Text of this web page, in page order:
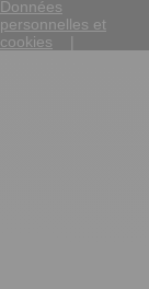
Données
personnelles et
cookies